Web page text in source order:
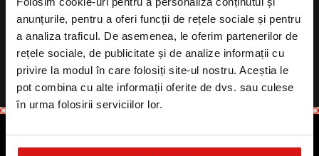
anunțurile, pentru a oferi funcții de rețele sociale și pentru
a analiza traficul. De asemenea, le oferim partenerilor de
rețele sociale, de publicitate și de analize informații cu
privire la modul în care folosiți site-ul nostru. Aceștia le
pot combina cu alte informații oferite de dvs. sau culese
în urma folosirii serviciilor lor.
Termeni & Conditii
Politica de confidentialitate
Politica de cookies
Protectia datelor personale
Formular Cookies
F.A.Q
POLITICA PRIVIND AVERTIZORII ÎN INTERES PUBLIC.
CFG este liderul pietei mezelurilor din Romania, cu un